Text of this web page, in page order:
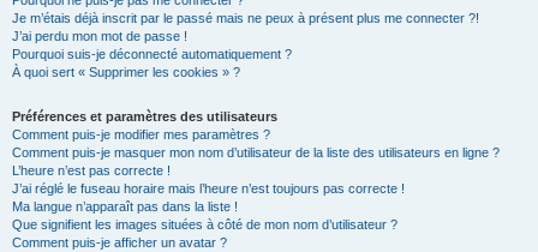
Je m’étais déjà inscrit par le passé mais ne peux à présent plus me connecter ?!
J’ai perdu mon mot de passe !
Pourquoi suis-je déconnecté automatiquement ?
À quoi sert « Supprimer les cookies » ?
Préférences et paramètres des utilisateurs
Comment puis-je modifier mes paramètres ?
Comment puis-je masquer mon nom d’utilisateur de la liste des utilisateurs en ligne ?
L’heure n’est pas correcte !
J’ai réglé le fuseau horaire mais l’heure n’est toujours pas correcte !
Ma langue n’apparaît pas dans la liste !
Que signifient les images situées à côté de mon nom d’utilisateur ?
Comment puis-je afficher un avatar ?